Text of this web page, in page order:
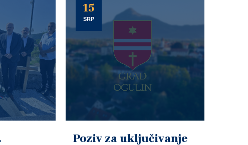
15
SRP
Poziv za uključivanje